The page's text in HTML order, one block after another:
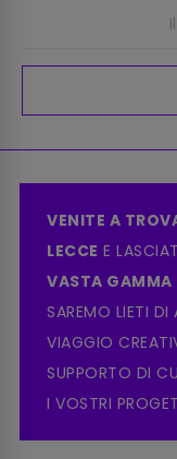
VENITE A
LECCE E
VASTA GAMMA
SAREMO LIETI
VIAGGIO
SUPPORTO DI
I VOSTRI